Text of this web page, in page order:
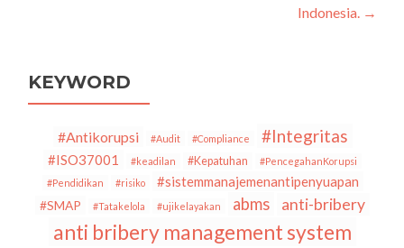
Indonesia. →
KEYWORD
#Antikorupsi #Audit #Compliance #Integritas
#ISO37001 #keadilan #Kepatuhan
#PencegahanKorupsi
#Pendidikan
#risiko #sistemmanajemenantipenyuapan
#SMAP #Tatakelola #ujikelayakan abms anti-bribery
anti bribery management system